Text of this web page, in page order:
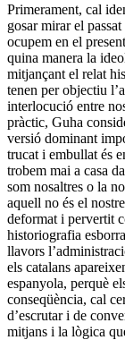
Primerament, cal
gosar mirar el
ocupem en el
quina manera la
mitjançant el relat
tenen per objectiu
interlocució entre
pràctic, Guha
versió dominant
trucat i embullat és
trobem mai a casa
som nosaltres o la
aquell no és el
deformat i pervertit
historiografia
llavors
els catalans
espanyola, perquè
conseqüència, cal
d’escrutar i de
mitjans i la lògica